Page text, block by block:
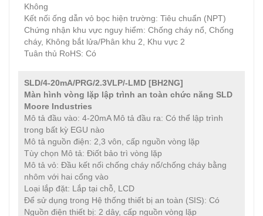
Không
Kết nối ống dẫn vỏ bọc hiện trường: Tiêu chuẩn (NPT)
Chứng nhận khu vực nguy hiểm: Chống cháy nổ, Chống
cháy, Không bắt lửa/Phân khu 2, Khu vực 2
Tuân thủ RoHS: Có
SLD/4-20mA/PRG/2.3VLP/-LMD [BH2NG]
Màn hình vòng lặp lập trình an toàn chức năng SLD
Moore Industries
Mô tả đầu vào: 4-20mA Mô tả đầu ra: Có thể lập trình
trong bất kỳ EGU nào
Mô tả nguồn điện: 2,3 vôn, cấp nguồn vòng lặp
Tùy chọn Mô tả: Điốt bảo trì vòng lặp
Mô tả vỏ: Đầu kết nối chống cháy nổ/chống cháy bằng
nhôm với hai cổng vào
Loại lắp đặt: Lắp tại chỗ, LCD
Để sử dụng trong Hệ thống thiết bị an toàn (SIS): Có
Nguồn điện thiết bị: 2 dây, cấp nguồn vòng lặp